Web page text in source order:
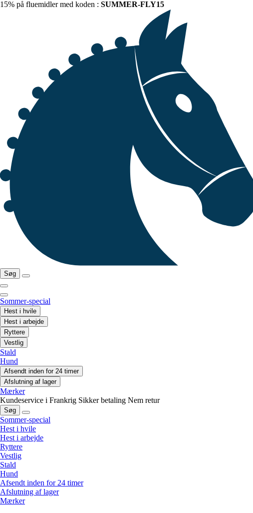
15% på fluemidler med koden : SUMMER-FLY15
Søg
Sommer-special
Hest i hvile
Hest i arbejde
Ryttere
Vestlig
Stald
Hund
Afsendt inden for 24 timer
Afslutning af lager
Mærker
Kundeservice i Frankrig Sikker betaling Nem retur
Søg
Sommer-special
Hest i hvile
Hest i arbejde
Ryttere
Vestlig
Stald
Hund
Afsendt inden for 24 timer
Afslutning af lager
Mærker